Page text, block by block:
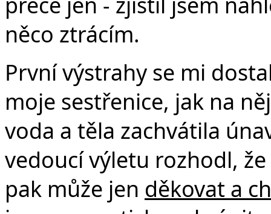
něco ztrácím.
První výstrahy se mi
moje sestřenice, jak na
voda a těla zachvátila
vedoucí výletu rozhodl,
pak může jen děkovat a